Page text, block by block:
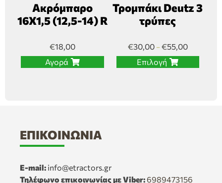
Ακρόμπαρο
16Χ1,5 (12,5-14) R
€18,00
Αγορά
Τρομπάκι Deutz 3
τρύπες
€30,00–€55,00
Επιλογή
ΕΠΙΚΟΙΝΩΝΊΑ
E-mail: info@etractors.gr
Τηλέφωνο επικοινωνίας με Viber: 6989473156